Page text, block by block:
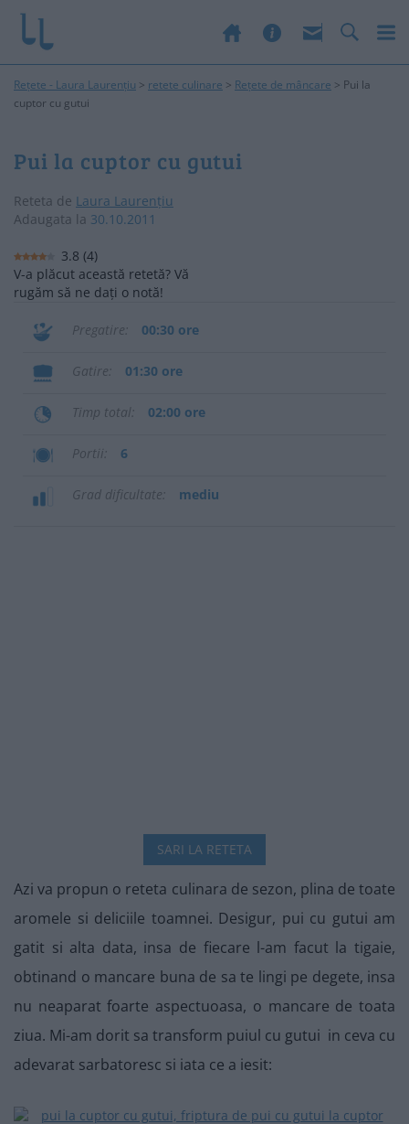
Rețete - Laura Laurențiu > retete culinare > Rețete de mâncare > Pui la
cuptor cu gutui
Pui la cuptor cu gutui
Reteta de Laura Laurențiu
Adaugata la 30.10.2011
3.8 (4)
V-a plăcut această retetă? Vă
rugăm să ne dați o notă!
Pregatire 00:30 ore
Gatire 01:30 ore
Timp total 02:00 ore
Portii 6
Grad dificultate mediu
SARI LA RETETA
Azi va propun o reteta culinara de sezon, plina de toate
aromele si deliciile toamnei. Desigur, pui cu gutui am
gatit si alta data, insa de fiecare l-am facut la tigaie,
obtinand o mancare buna de sa te lingi pe degete, insa
nu neaparat foarte aspectuoasa, o mancare de toata
ziua. Mi-am dorit sa transform puiul cu gutui in ceva cu
adevarat sarbatoresc si iata ce a iesit: